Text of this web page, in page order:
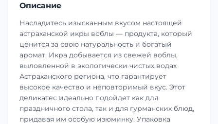
Описание
Насладитесь изысканным вкусом настоящей
астраханской икры воблы — продукта, который
ценится за свою натуральность и богатый
аромат. Икра добывается из свежей воблы,
выловленной в экологически чистых водах
Астраханского региона, что гарантирует
высокое качество и неповторимый вкус. Этот
деликатес идеально подойдет как для
праздничного стола, так и для гурманских блюд,
придавая им особую изюминку. Упаковка